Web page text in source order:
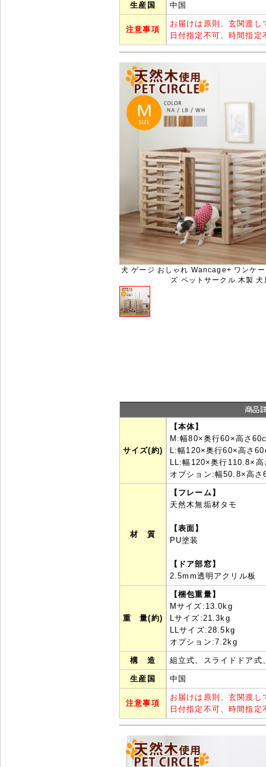
生産国 中国
注意事項
お届けは原則、玄関渡し
日付指定不可、時間指
犬 ゲージ おしゃれ Wancage+ ワンケ
ズ ペットサークル 木製 犬
サイズ(約)
【本体】
M:幅80×奥行60×高さ
L:幅120×奥行60×高さ
LL:幅120×奥行110.8×高
オプション:幅50.8×高
材 質
【フレーム】
天然木無垢材タモ
【表面】
PU塗装
【ドア部窓】
2.5mm透明アクリル板
重 量(約)
【梱包重量】
Mサイズ:13.0kg
Lサイズ:21.3kg
LLサイズ:28.5kg
オプション:7.2kg
構 造 組立式、スライドドア式
生産国 中国
注意事項
お届けは原則、玄関渡し
日付指定不可、時間指